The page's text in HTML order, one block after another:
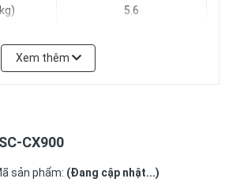
5.6
CX900
hoạt động ở mức công suất lên
Xem thêm
CX900
sản phẩm: (Đang cập nhật...)